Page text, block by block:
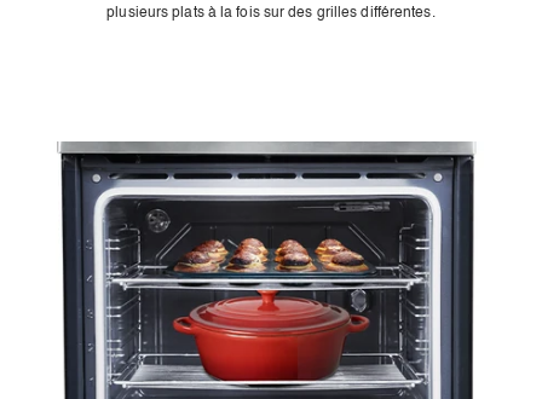
plusieurs plats à la fois sur des grilles différentes.